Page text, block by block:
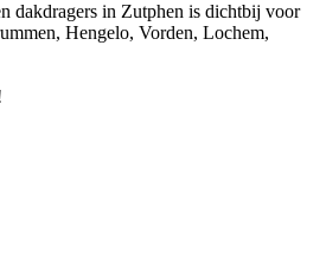
dakdragers in Zutphen is dichtbij voor
Hengelo, Vorden, Lochem,